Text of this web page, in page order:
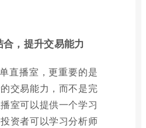
，提升交易能力
直播室，更重要的是
交易能力，而不是完
室可以提供一个学习
资者可以学习分析师